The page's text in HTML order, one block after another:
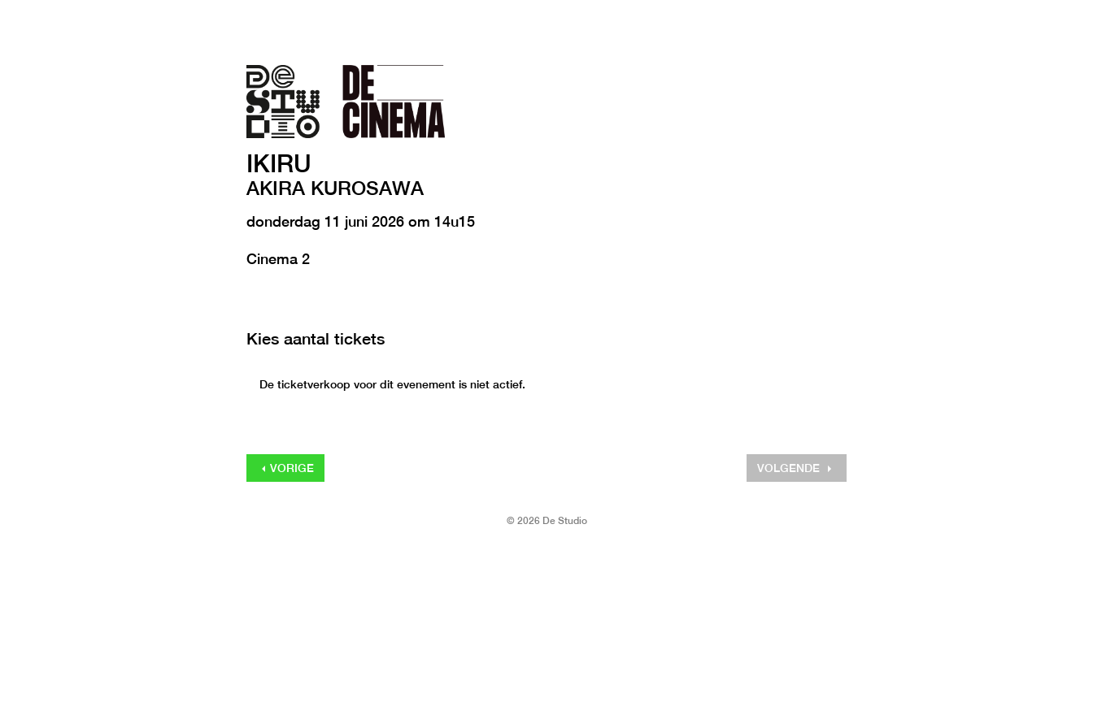
IKIRU
AKIRA KUROSAWA
donderdag 11 juni 2026 om 14u15
Cinema 2
Kies aantal tickets
De ticketverkoop voor dit evenement is niet actief.
VORIGE VOLGENDE
© 2026 De Studio